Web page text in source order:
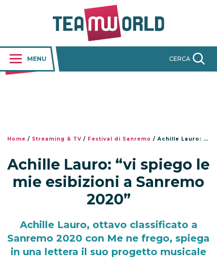
MENU CERCA
Home / Streaming & TV / Festival di Sanremo / Achille Lauro: “vi spiego le mie esibizioni a Sanremo 2020”
Achille Lauro: “vi spiego le
mie esibizioni a Sanremo
2020”
Achille Lauro, ottavo classificato a
Sanremo 2020 con Me ne frego, spiega
in una lettera il suo progetto musicale